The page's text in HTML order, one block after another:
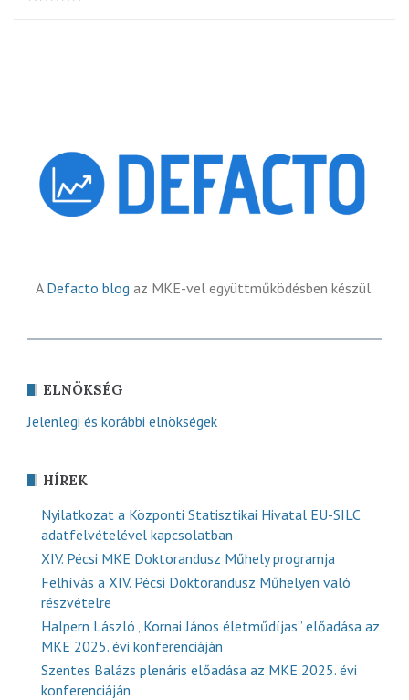
A Defacto blog az MKE-vel együttműködésben készül.
ELNÖKSÉG
Jelenlegi és korábbi elnökségek
HÍREK
Nyilatkozat a Központi Statisztikai Hivatal EU-SILC
adatfelvételével kapcsolatban
XIV. Pécsi MKE Doktorandusz Műhely programja
Felhívás a XIV. Pécsi Doktorandusz Műhelyen való
részvételre
Halpern László „Kornai János életműdíjas” előadása az
MKE 2025. évi konferenciáján
Szentes Balázs plenáris előadása az MKE 2025. évi
konferenciáján